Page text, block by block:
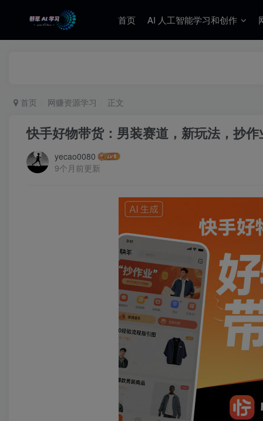
首页 AI 人工智能学习和创作
首页 网赚资源学习 正文
快手好物带货：男装赛道，新玩法，抄
yecao0080
9个月前更新